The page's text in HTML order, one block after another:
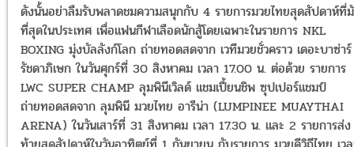
ดังนั้นอย่าลืมรับพลาดชมความสนุกกับ 4 รายการมวยไทยสุดสัปดาห์ที่
ที่สุดในประเทศ เพื่อแฟนกีฬาเลือดนักสู้โดยเฉพาะในรายการ NKL
BOXING มุ่งบัลลังก์โลก ถ่ายทอดสดจาก เวทีมวยชั่วคราว เดอะบาซ่าร์
รัชดาภิเษก ในวันศุกร์ที่ 30 สิงหาคม เวลา 17.00 น. ต่อด้วย รายการ
LWC SUPER CHAMP ลุมพินีเวิลด์ แชมเปี้ยนชิพ ซุปเปอร์แชมป์
ถ่ายทอดสดจาก ลุมพินี มวยไทย อารีน่า (LUMPINEE MUAYTHAI
ARENA) ในวันเสาร์ที่ 31 สิงหาคม เวลา 17.30 น. และ 2 รายการส่ง